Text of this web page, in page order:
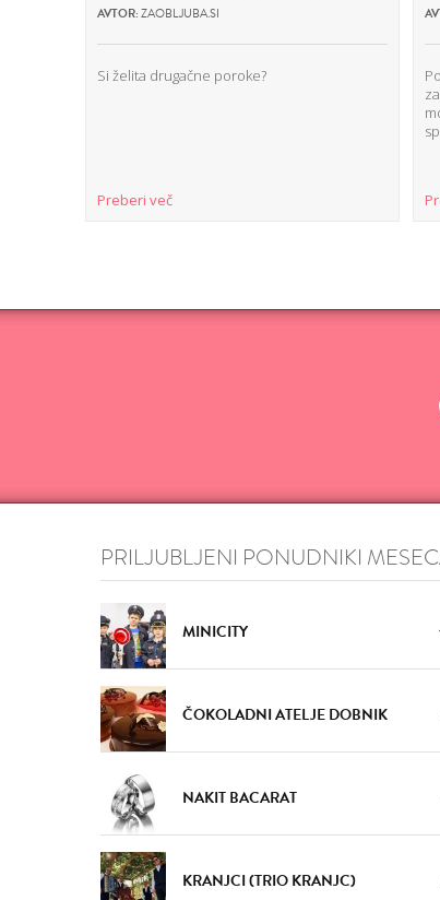
AVTOR:ZAOBLJUBA.SI
Si želita drugačne poroke?
Preberi več
PRILJUBLJENI PONUDNIKI
MINICITY
ČOKOLADNI ATELJE DOBNIK
NAKIT BACARAT
KRANJCI (TRIO KRANJC)